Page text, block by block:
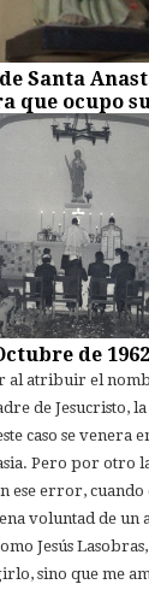
Santa
que ocupo
de 1962
al atribuir el
de Jesucristo,
caso se venera
Pero por otro
ese error, cuando
voluntad de un
Jesús
sino que me